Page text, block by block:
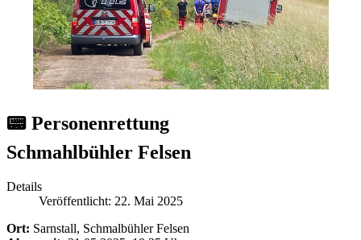
📟 Personenrettung
Schmahlbühler Felsen
Details
Veröffentlicht: 22. Mai 2025
Ort: Sarnstall, Schmalbühler Felsen